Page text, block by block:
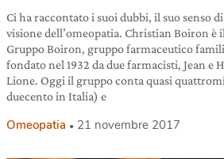
Ci ha raccontato i suoi dubbi, il suo senso
visione dell’omeopatia. Christian Boiron è
Gruppo Boiron, gruppo farmaceutico
fondato nel 1932 da due farmacisti, Jean e
Lione. Oggi il gruppo conta quasi
duecento in Italia) e
Omeopatia 21 novembre 2017